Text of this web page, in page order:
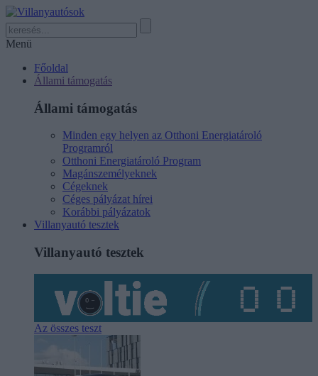
Menü
Főoldal
Állami támogatás
Állami támogatás
Minden egy helyen az Otthoni Energiatároló
Programról
Otthoni Energiatároló Program
Magánszemélyeknek
Cégeknek
Céges pályázat hírei
Korábbi pályázatok
Villanyautó tesztek
Villanyautó tesztek
Az összes teszt